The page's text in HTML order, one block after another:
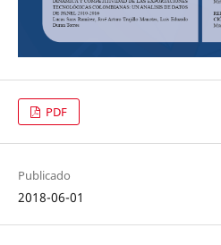
PDF
Publicado
2018-06-01